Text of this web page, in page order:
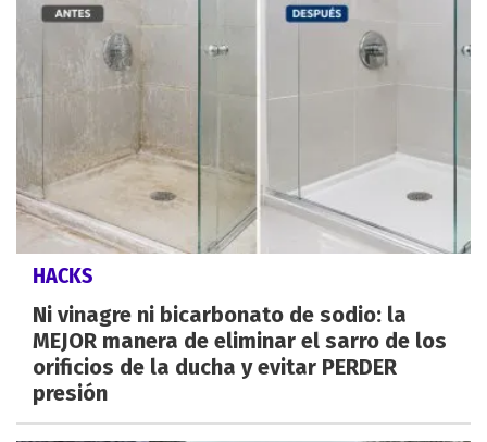
HACKS
Ni vinagre ni bicarbonato de sodio: la
MEJOR manera de eliminar el sarro de los
orificios de la ducha y evitar PERDER
presión